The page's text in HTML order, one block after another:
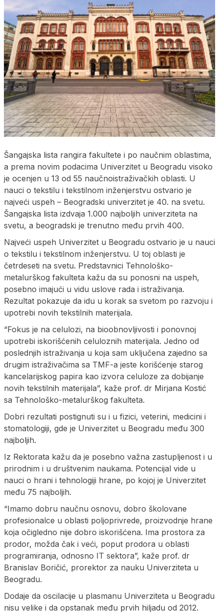
Šangajska lista rangira fakultete i po naučnim oblastima,
a prema novim podacima Univerzitet u Beogradu visoko
je ocenjen u 13 od 55 naučnoistraživačkih oblasti. U
nauci o tekstilu i tekstilnom inženjerstvu ostvario je
najveći uspeh – Beogradski univerzitet je 40. na svetu.
Šangajska lista izdvaja 1.000 najboljih univerziteta na
svetu, a beogradski je trenutno među prvih 400.
Najveći uspeh Univerzitet u Beogradu ostvario je u nauci
o tekstilu i tekstilnom inženjerstvu. U toj oblasti je
četrdeseti na svetu. Predstavnici Tehnološko-
metalurškog fakulteta kažu da su ponosni na uspeh,
posebno imajući u vidu uslove rada i istraživanja.
Rezultat pokazuje da idu u korak sa svetom po razvoju i
upotrebi novih tekstilnih materijala.
“Fokus je na celulozi, na bioobnovljivosti i ponovnoj
upotrebi iskorišćenih celuloznih materijala. Jedno od
poslednjih istraživanja u koja sam uključena zajedno sa
drugim istraživačima sa TMF-a jeste korišćenje starog
kancelarijskog papira kao izvora celuloze za dobijanje
novih tekstilnih materijala”, kaže prof. dr Mirjana Kostić
sa Tehnološko-metalurškog fakulteta.
Dobri rezultati postignuti su i u fizici, veterini, medicini i
stomatologiji, gde je Univerzitet u Beogradu među 300
najboljih.
Iz Rektorata kažu da je posebno važna zastupljenost i u
prirodnim i u društvenim naukama. Potencijal vide u
nauci o hrani i tehnologiji hrane, po kojoj je Univerzitet
među 75 najboljih.
“Imamo dobru naučnu osnovu, dobro školovane
profesionalce u oblasti poljoprivrede, proizvodnje hrane
koja očigledno nije dobro iskorišćena. Ima prostora za
prodor, možda čak i veći, poput prodora u oblasti
programiranja, odnosno IT sektora”, kaže prof. dr
Branislav Boričić, prorektor za nauku Univerziteta u
Beogradu.
Dodaje da oscilacije u plasmanu Univerziteta u Beogradu
nisu velike i da opstanak među prvih hiljadu od 2012.